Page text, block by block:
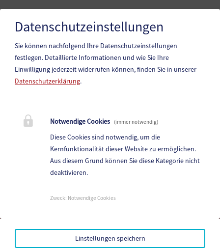
Hauptstraße 83, 9711 Paternion
Telefon:+43 (4245) 28 88 0
Fax: +43 (4245) 28 88 - 40
E-Mail:paternion@ktn.gde.at
Parteienverkehr:
07:00 - 12:30 , 13:00 - 15:00
Datenschutzeinstellungen
Sie können nachfolgend Ihre Datenschutzeinstellungen
festlegen. Detaillierte Informationen und wie Sie Ihre
Einwilligung jederzeit widerrufen können, finden Sie in unserer
Datenschutzerklärung.
Notwendige Cookies (immer notwendig)
Diese Cookies sind notwendig, um die
Kernfunktionalität dieser Website zu ermöglichen.
Aus diesem Grund können Sie diese Kategorie nicht
deaktivieren.
Zweck: Notwendige Cookies
Einstellungen speichern